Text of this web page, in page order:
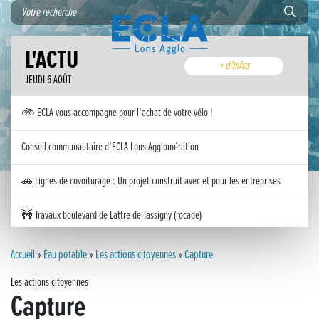
L'ACTU
JEUDI 6 AOÛT
+ d'infos
🚲 ECLA vous accompagne pour l’achat de votre vélo !
Conseil communautaire d’ECLA Lons Agglomération
🚗 Lignes de covoiturage : Un projet construit avec et pour les entreprises
🚧 Travaux boulevard de Lattre de Tassigny (rocade)
Inauguration nouvelle station d’épuration (STEP) de Trenal
Festival des solutions écologiques 2026
Accueil» Eau potable» Les actions citoyennes»Capture
Les actions citoyennes
Capture